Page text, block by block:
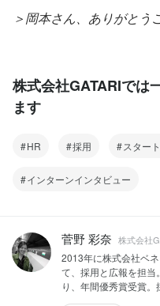
＞岡本さん、ありがとう
株式会社GATARIで
ます
HR 採用 スター
インターンインタビュー
菅野 彩奈 株式会社
2013年に株式会社ベ
て、採用と広報を担
り、年間優秀賞受賞